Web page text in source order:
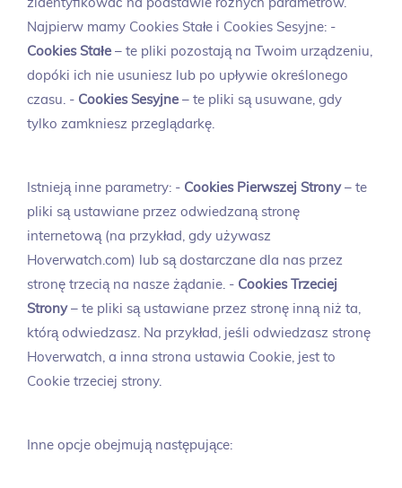
zidentyfikować na podstawie różnych parametrów.
Najpierw mamy Cookies Stałe i Cookies Sesyjne: -
Cookies Stałe – te pliki pozostają na Twoim urządzeniu,
dopóki ich nie usuniesz lub po upływie określonego
czasu. - Cookies Sesyjne – te pliki są usuwane, gdy
tylko zamkniesz przeglądarkę.
Istnieją inne parametry: - Cookies Pierwszej Strony– te
pliki są ustawiane przez odwiedzaną stronę
internetową (na przykład, gdy używasz
Hoverwatch.com) lub są dostarczane dla nas przez
stronę trzecią na nasze żądanie. - Cookies Trzeciej
Strony– te pliki są ustawiane przez stronę inną niż ta,
którą odwiedzasz. Na przykład, jeśli odwiedzasz stronę
Hoverwatch, a inna strona ustawia Cookie, jest to
Cookie trzeciej strony.
Inne opcje obejmują następujące: